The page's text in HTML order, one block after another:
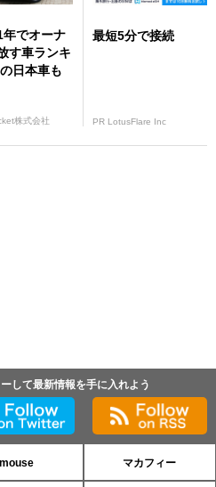
年でオーナ
す車ランキ
日本車も
株式会社
最短5分で接続
PR LotusFlare Inc
して最新情報を手に入れよう
mouse マカフィー